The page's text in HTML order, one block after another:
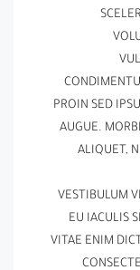
PROIN SED
AUGUE.
ALIQUET,
VESTIBULUM
EU IACULIS
VITAE ENIM